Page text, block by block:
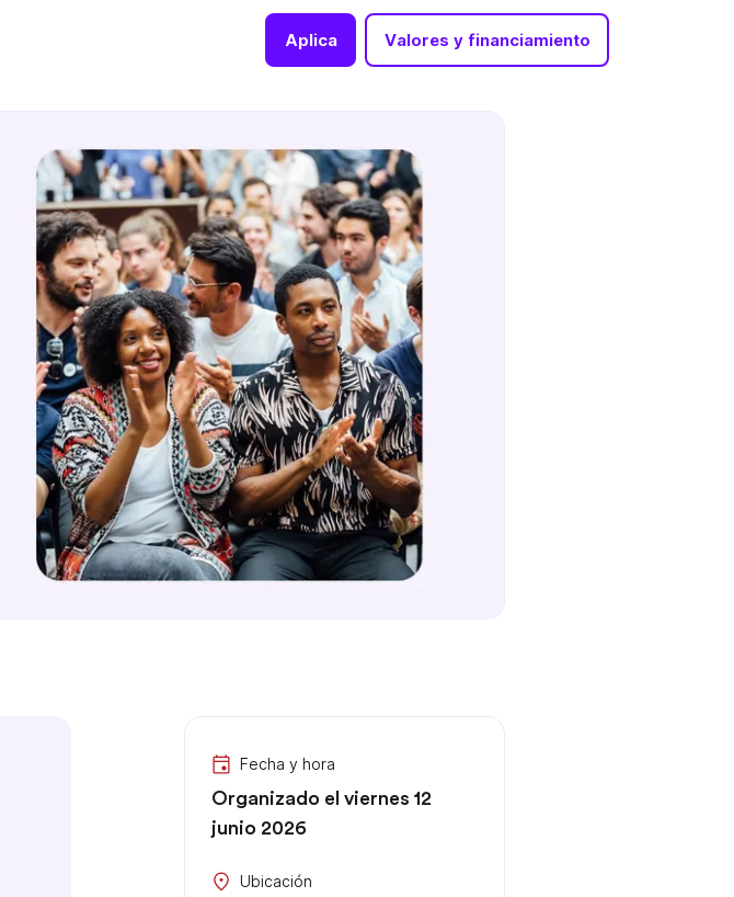
Aplica Valores y financiamiento
Fecha y hora
Organizado el viernes 12
junio 2026
Ubicación